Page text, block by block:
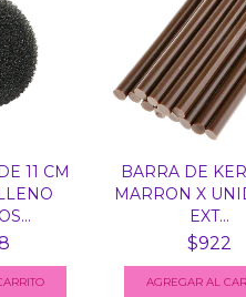
11 CM
BARRA DE
MARRON X
EXT...
$922